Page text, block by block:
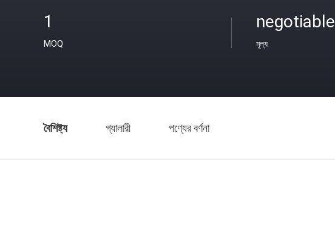
1
MOQ
negotiable
মূল্য
বৈশিষ্ট্য গ্যালারী পণ্যের বর্ণনা